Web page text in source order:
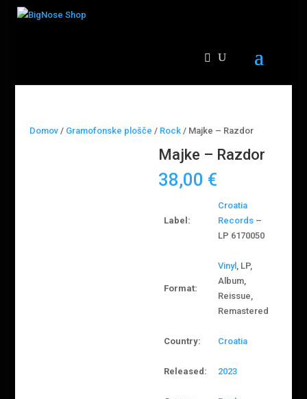
Domov/ Gramofonske plošče / Rock/ Majke – Razdor
Majke – Razdor
38,00 €
Label:
Croatia
Records–
LP 6170050
Format:
Vinyl , LP,
Album,
Reissue,
Remastered
Country: Croatia
Released: 2023